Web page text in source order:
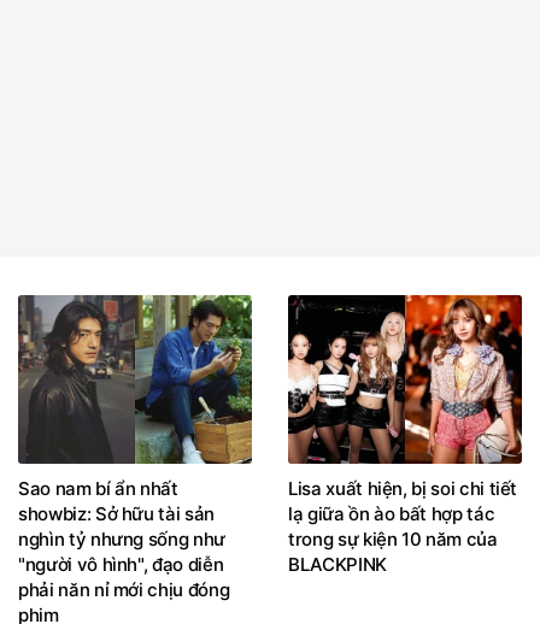
Sao nam bí ẩn nhất
showbiz: Sở hữu tài sản
nghìn tỷ nhưng sống như
"người vô hình", đạo diễn
phải năn nỉ mới chịu đóng
phim
Lisa xuất hiện, bị soi chi tiết
lạ giữa ồn ào bất hợp tác
trong sự kiện 10 năm của
BLACKPINK